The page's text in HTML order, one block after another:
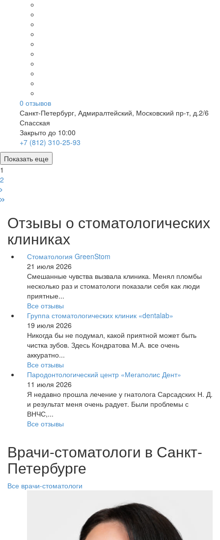
0 отзывов
Санкт-Петербург, Адмиралтейский, Московский пр-т, д.2/6
Спасская
Закрыто до 10:00
+7 (812) 310-25-93
Показать еще
1
2
Отзывы о стоматологических
клиниках
Стоматология GreenStom
21 июля 2026
Смешанные чувства вызвала клиника. Менял пломбы
несколько раз и стоматологи показали себя как люди
приятные...
Все отзывы
Группа стоматологических клиник «dentalab»
19 июля 2026
Никогда бы не подумал, какой приятной может быть
чистка зубов. Здесь Кондратова М.А. все очень
аккуратно...
Все отзывы
Пародонтологический центр «Мегаполис Дент»
11 июля 2026
Я недавно прошла лечение у гнатолога Сарсадских Н. Д.
и результат меня очень радует. Были проблемы с
ВНЧС,...
Все отзывы
Врачи-стоматологи в Санкт-
Петербурге
Все врачи-стоматологи